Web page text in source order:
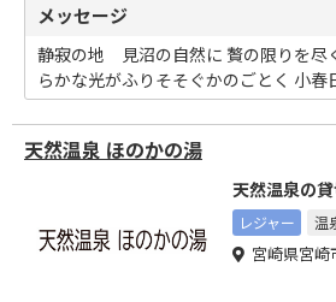
メッセージ
静寂の地 見沼の自然に 贅の限りを尽
らかな光がふりそそぐかのごとく 小春
天然温泉 ほのかの湯
天然温泉の
レジャー 温
宮崎県宮崎